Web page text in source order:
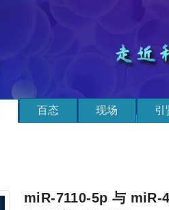
百态 现场 引
miR-7110-5p 与 miR-